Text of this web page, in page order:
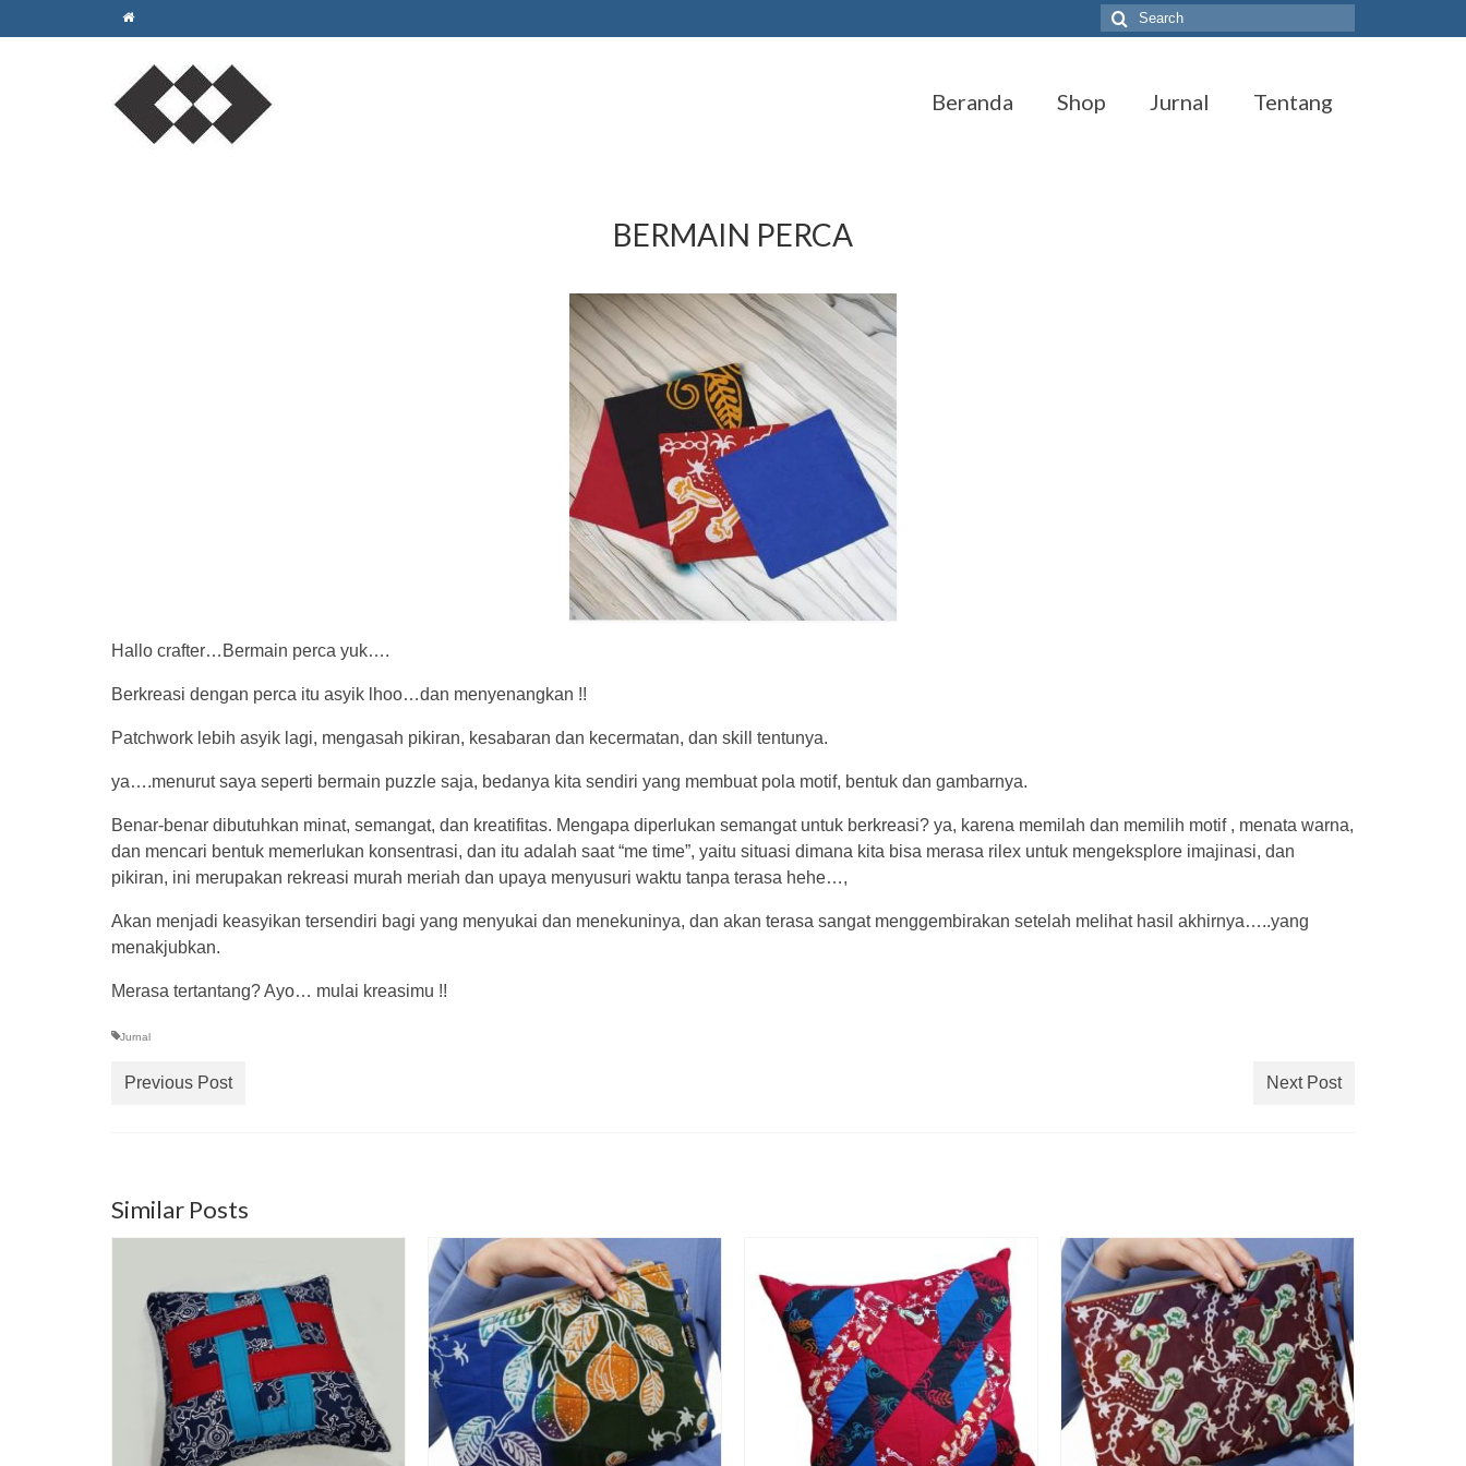
Search
for:
Beranda Shop Jurnal Tentang
BERMAIN PERCA
Hallo crafter…Bermain perca yuk….
Berkreasi dengan perca itu asyik lhoo…dan menyenangkan !!
Patchwork lebih asyik lagi, mengasah pikiran, kesabaran dan kecermatan, dan skill tentunya.
ya….menurut saya seperti bermain puzzle saja, bedanya kita sendiri yang membuat pola motif, bentuk dan gambarnya.
Benar-benar dibutuhkan minat, semangat, dan kreatifitas. Mengapa diperlukan semangat untuk berkreasi? ya, karena memilah dan memilih motif , menata warna,
dan mencari bentuk memerlukan konsentrasi, dan itu adalah saat “me time”, yaitu situasi dimana kita bisa merasa rilex untuk mengeksplore imajinasi, dan
pikiran, ini merupakan rekreasi murah meriah dan upaya menyusuri waktu tanpa terasa hehe…,
Akan menjadi keasyikan tersendiri bagi yang menyukai dan menekuninya, dan akan terasa sangat menggembirakan setelah melihat hasil akhirnya…..yang
menakjubkan.
Merasa tertantang? Ayo… mulai kreasimu !!
Jurnal
Previous Post Next Post
Similar Posts